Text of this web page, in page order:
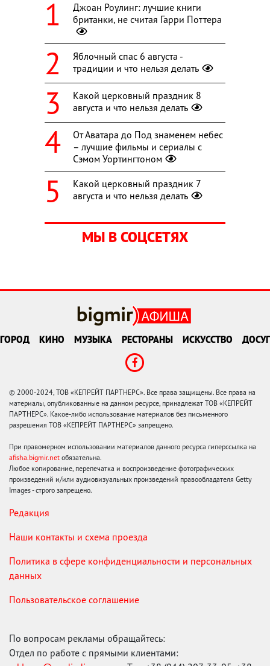
Джоан Роулинг: лучшие книги
британки, не считая Гарри Поттера
Яблочный спас 6 августа -
традиции и что нельзя делать
Какой церковный праздник 8
августа и что нельзя делать
От Аватара до Под знаменем небес
– лучшие фильмы и сериалы с
Сэмом Уортингтоном
Какой церковный праздник 7
августа и что нельзя делать
МЫ В СОЦСЕТЯХ
ГОРОД КИНО МУЗЫКА РЕСТОРАНЫ ИСКУССТВО ДОСУГ
© 2000-2024, ТОВ «КЕПРЕЙТ ПАРТНЕРС». Все права защищены. Все права на
материалы, опубликованные на данном ресурсе, принадлежат ТОВ «КЕПРЕЙТ
ПАРТНЕРС». Какое-либо использование материалов без письменного
разрешения ТОВ «КЕПРЕЙТ ПАРТНЕРС» запрещено.
При правомерном использовании материалов данного ресурса гиперссылка на
afisha.bigmir.net обязательна.
Любое копирование, перепечатка и воспроизведение фотографических
произведений и/или аудиовизуальных произведений правообладателя Getty
Images - строго запрещено.
Редакция
Наши контакты и схема проезда
Политика в сфере конфиденциальности и персональных
данных
Пользовательское соглашение
По вопросам рекламы обращайтесь:
Отдел по работе с прямыми клиентами: